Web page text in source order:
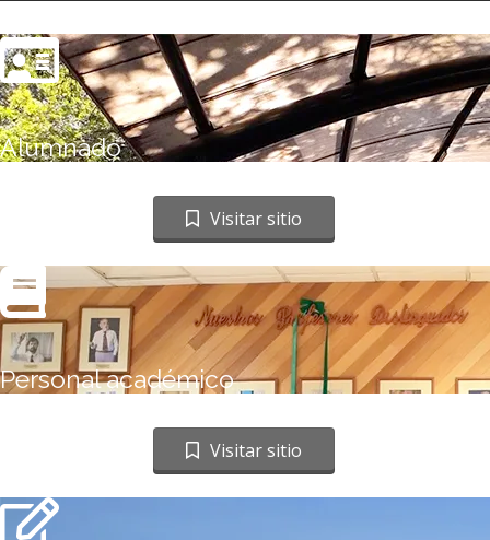
Alumnado
Ir a sitio web
Visitar sitio
Personal académico
Ir a sitio web
Visitar sitio